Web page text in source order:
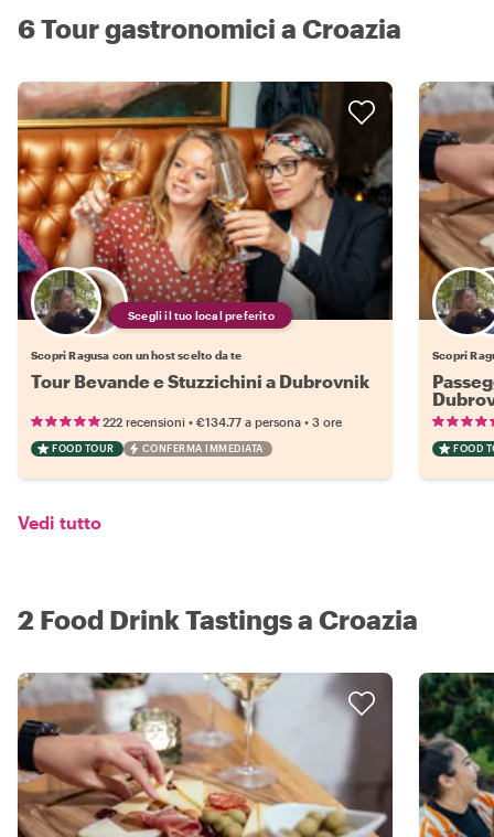
6 Tour gastronomici a Croazia
Scegli il tuo local preferito
Scopri Ragusa con un host scelto da te
Tour Bevande e Stuzzichini a Dubrovnik
222 recensioni • €134.77 a persona • 3 ore
FOOD TOUR CONFERMA IMMEDIATA
Scopri
FOOD
Vedi tutto
2 Food Drink Tastings a Croazia